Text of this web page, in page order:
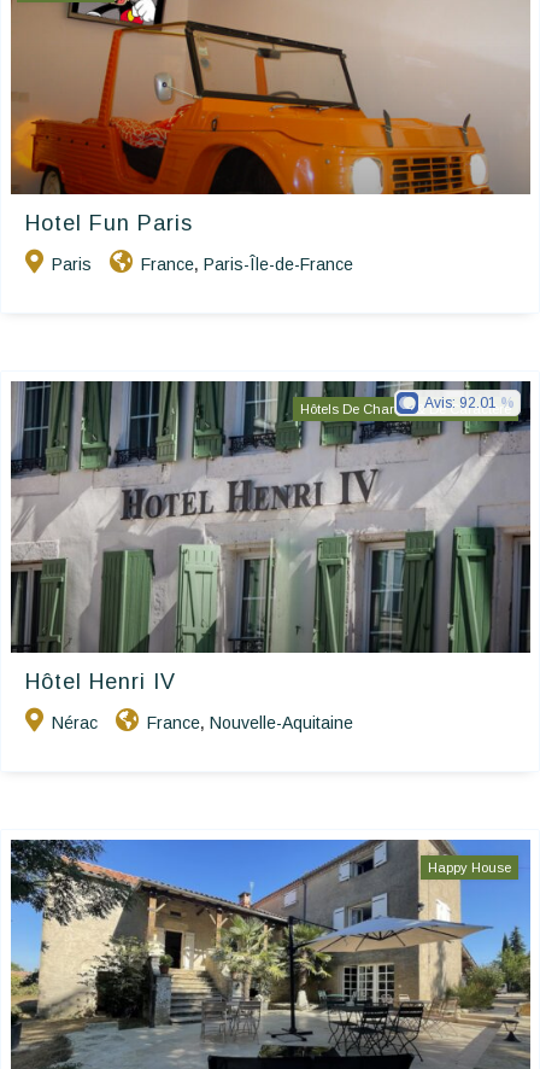
Hotel Fun Paris
Paris France, Paris-Île-de-France
Hôtels De Charme & De Caractère
Hôtel Henri IV
Nérac France, Nouvelle-Aquitaine
Avis: 92.01
Happy House